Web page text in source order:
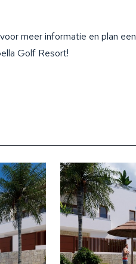
meer informatie en plan een
Golf Resort!